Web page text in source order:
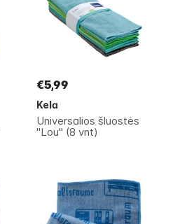
€5,99
Kela
Universalios šluostės
"Lou" (8 vnt)